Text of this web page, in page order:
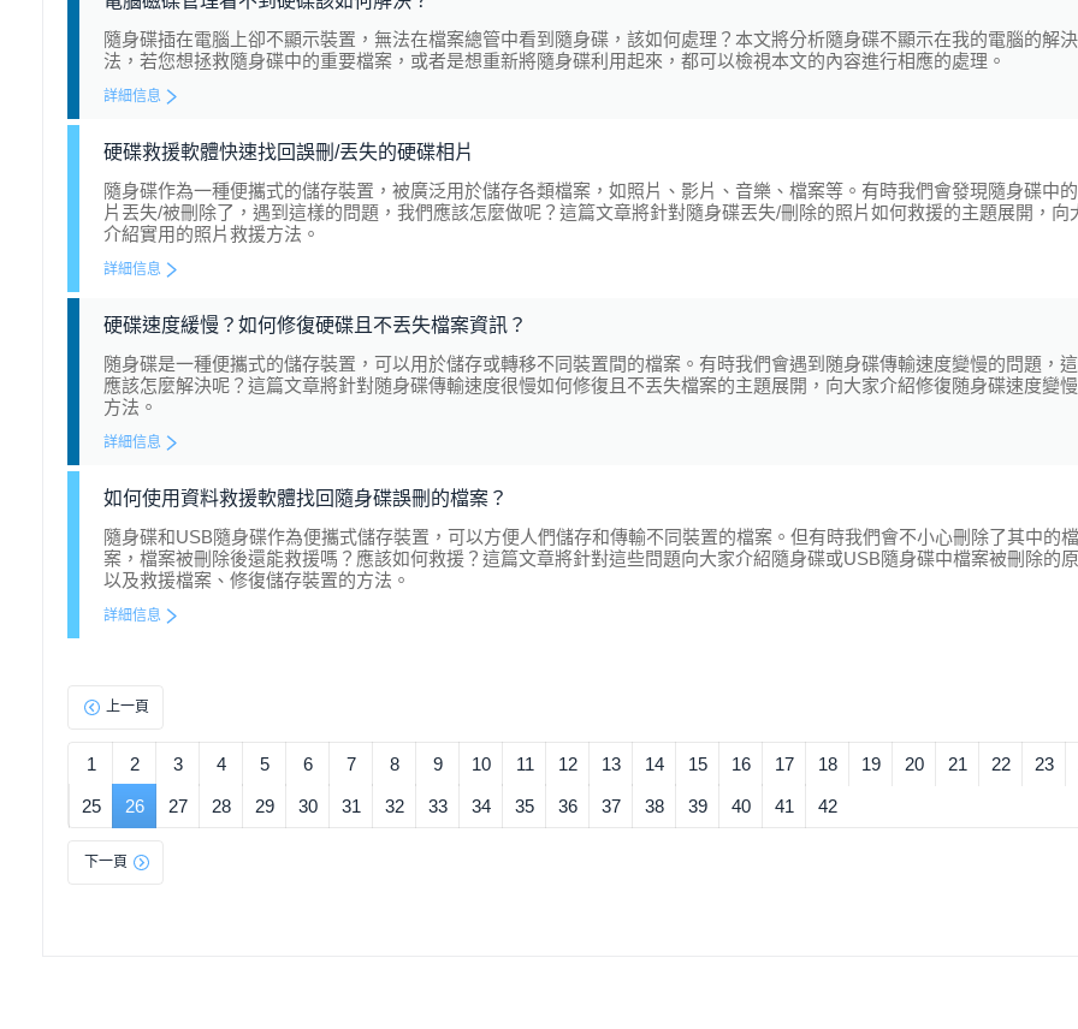
隨身碟插在電腦上卻不顯示裝置，無法在檔案總管中看到隨身碟，該如何處理？本文將分析隨身碟不顯示在我的電腦的解
法，若您想拯救隨身碟中的重要檔案，或者是想重新將隨身碟利用起來，都可以檢視本文的內容進行相應的處理。
詳細信息
硬碟救援軟體快速找回誤刪/丟失的硬碟相片
隨身碟作為一種便攜式的儲存裝置，被廣泛用於儲存各類檔案，如照片、影片、音樂、檔案等。有時我們會發現隨身碟中
片丟失/被刪除了，遇到這樣的問題，我們應該怎麼做呢？這篇文章將針對隨身碟丟失/刪除的照片如何救援的主題展開，向
介紹實用的照片救援方法。
詳細信息
硬碟速度緩慢？如何修復硬碟且不丟失檔案資訊？
随身碟是一種便攜式的儲存裝置，可以用於儲存或轉移不同裝置間的檔案。有時我們會遇到随身碟傳輸速度變慢的問題，
應該怎麼解決呢？這篇文章將針對随身碟傳輸速度很慢如何修復且不丟失檔案的主題展開，向大家介紹修復随身碟速度變
方法。
詳細信息
如何使用資料救援軟體找回隨身碟誤刪的檔案？
隨身碟和USB隨身碟作為便攜式儲存裝置，可以方便人們儲存和傳輸不同裝置的檔案。但有時我們會不小心刪除了其中的檔
案，檔案被刪除後還能救援嗎？應該如何救援？這篇文章將針對這些問題向大家介紹隨身碟或USB隨身碟中檔案被刪除的
以及救援檔案、修復儲存裝置的方法。
詳細信息
上一頁
1 2 3 4 5 6 7 8 9 10 11 12 13 14 15 16 17 18 19 20 21 22 23
25 26 27 28 29 30 31 32 33 34 35 36 37 38 39 40 41 42
下一頁